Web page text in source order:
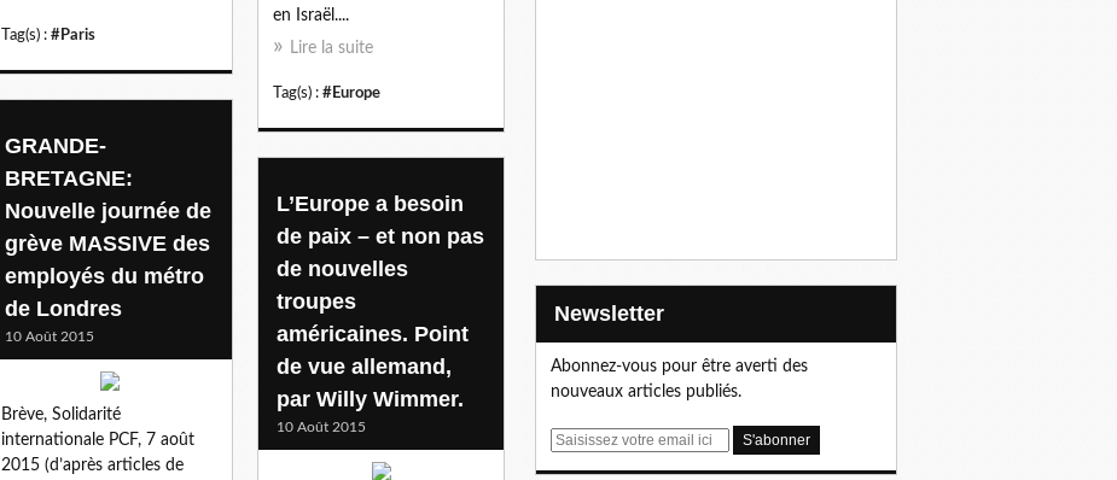
Tag(s) : #Paris
en Israël....
Lire la suite
Tag(s) : #Europe
GRANDE-
BRETAGNE:
Nouvelle journée de
grève MASSIVE des
employés du métro
de Londres
10 Août 2015
Brève, Solidarité
internationale PCF, 7 août
2015 (d’après articles de
L’Europe a besoin
de paix – et non pas
de nouvelles
troupes
américaines. Point
de vue allemand,
par Willy Wimmer.
10 Août 2015
Newsletter
Abonnez-vous pour être averti des
nouveaux articles publiés.
E